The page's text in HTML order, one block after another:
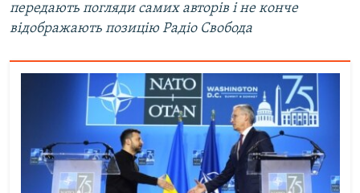
передають погляди самих авторів і не конче
відображають позицію Радіо Свобода